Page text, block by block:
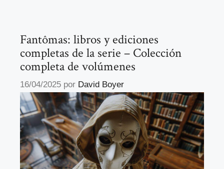
Fantômas: libros y ediciones
completas de la serie – Colección
completa de volúmenes
16/04/2025 por David Boyer